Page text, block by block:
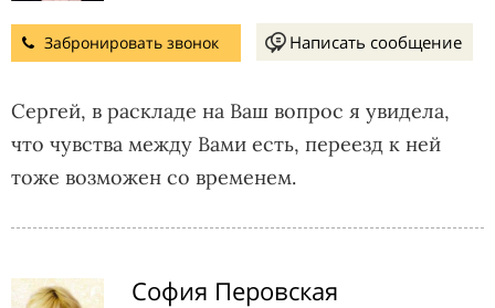
Забронировать звонок Написать сообщение
Сергей, в раскладе на Ваш вопрос я увидела,
что чувства между Вами есть, переезд к ней
тоже возможен со временем.
София Перовская